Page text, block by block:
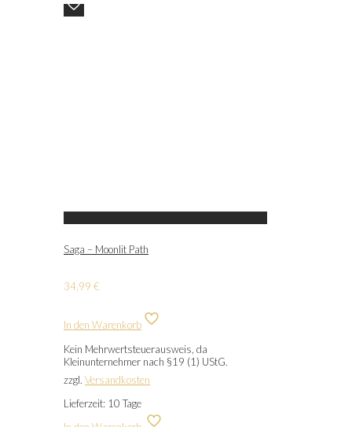
Saga – Moonlit Path
34,99 €
In den Warenkorb
Kein Mehrwertsteuerausweis, da
Kleinunternehmer nach §19 (1) UStG.
zzgl. Versandkosten
Lieferzeit: 10 Tage